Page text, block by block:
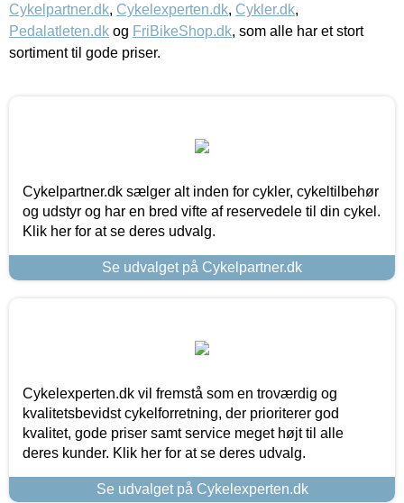
Cykelpartner.dk, Cykelexperten.dk, Cykler.dk,
Pedalatleten.dk og FriBikeShop.dk, som alle har et stort
sortiment til gode priser.
Cykelpartner.dk sælger alt inden for cykler, cykeltilbehør
og udstyr og har en bred vifte af reservedele til din cykel.
Klik her for at se deres udvalg.
Se udvalget på Cykelpartner.dk
Cykelexperten.dk vil fremstå som en troværdig og
kvalitetsbevidst cykelforretning, der prioriterer god
kvalitet, gode priser samt service meget højt til alle
deres kunder. Klik her for at se deres udvalg.
Se udvalget på Cykelexperten.dk